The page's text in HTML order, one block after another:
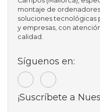
montaje de
soluciones tecnológicas
y empresas, con
calidad.
Síguenos en:
¡Suscríbete a